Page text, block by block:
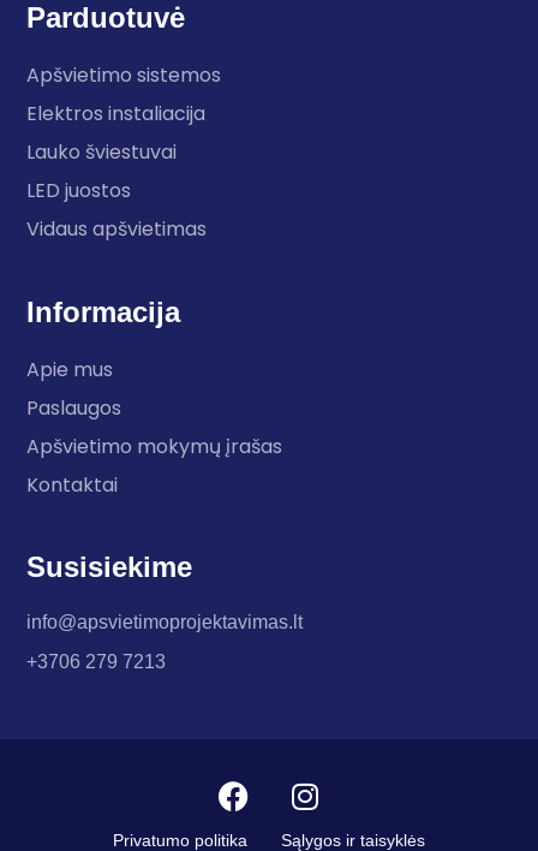
Parduotuvė
Apšvietimo sistemos
Elektros instaliacija
Lauko šviestuvai
LED juostos
Vidaus apšvietimas
Informacija
Apie mus
Paslaugos
Apšvietimo mokymų įrašas
Kontaktai
Susisiekime
info@apsvietimoprojektavimas.lt
+3706 279 7213
Privatumo politika Sąlygos ir taisyklės